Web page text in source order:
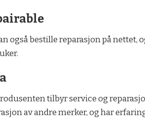
også bestille reparasjon på nettet,
tilbyr service og
av andre merker, og har